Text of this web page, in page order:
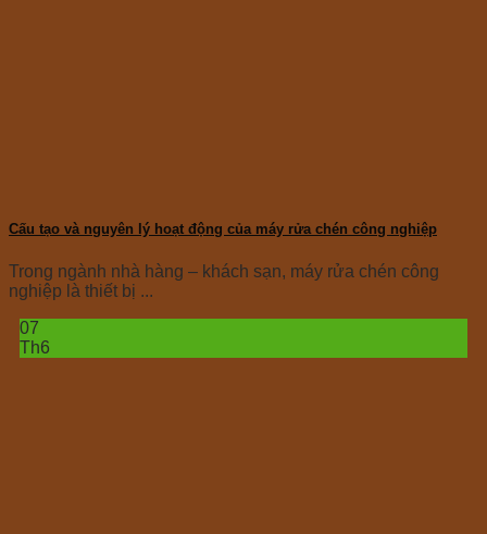
Cấu tạo và nguyên lý hoạt động của máy rửa chén công nghiệp
Trong ngành nhà hàng – khách sạn, máy rửa chén công
nghiệp là thiết bị ...
07
Th6